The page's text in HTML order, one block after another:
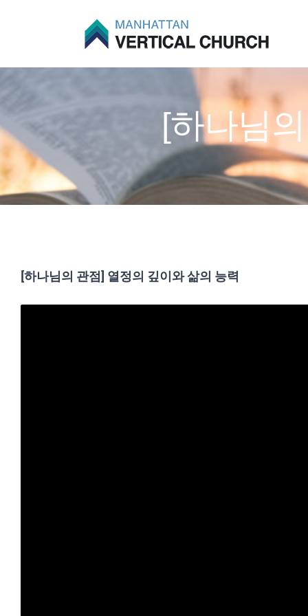
[하나님
[하나님의 관점] 열정의 깊이와 삶의 능력